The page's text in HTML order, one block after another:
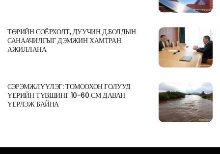
ТӨРИЙН СОЁРХОЛТ, ДУУЧИН Д.БОЛДЫН
САНААЧИЛГЫГ ДЭМЖИН ХАМТРАН
АЖИЛЛАНА
СЭРЭМЖЛҮҮЛЭГ: ТОМООХОН ГОЛУУД
ҮЕРИЙН ТҮВШИНГ 10-60 СМ ДАВАН
ҮЕРЛЭЖ БАЙНА